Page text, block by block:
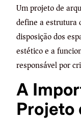
Um projeto de
define a estrutura
disposição dos
estético e a
responsável por
A
Projeto